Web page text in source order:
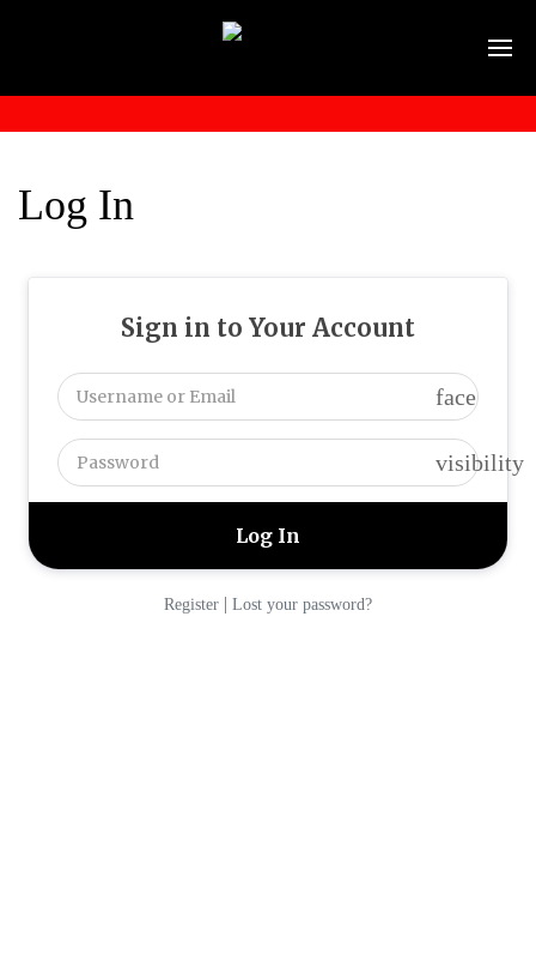
Log In
Sign in to Your Account
face
visibility
Register | Lost your password?